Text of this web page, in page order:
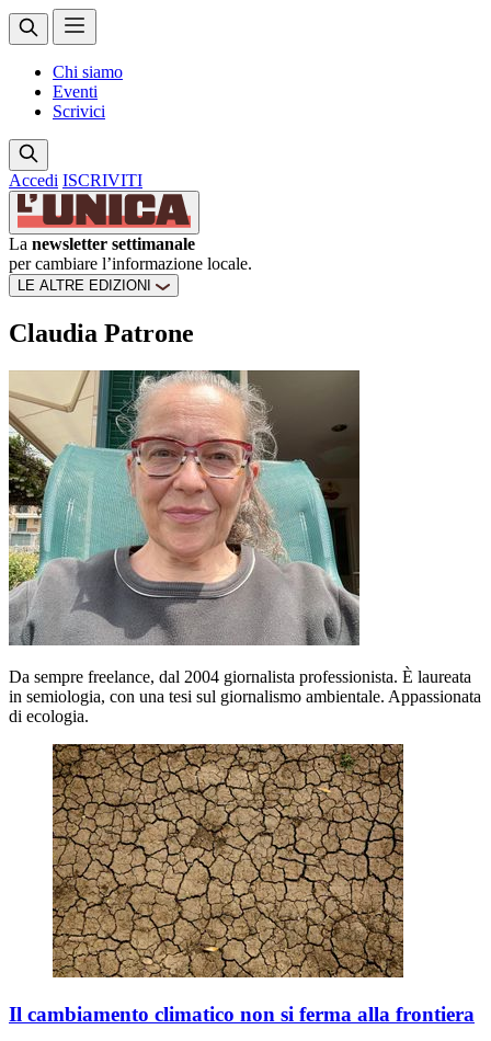
Chi siamo
Eventi
Scrivici
Accedi ISCRIVITI
La newsletter settimanale
per cambiare l’informazione locale.
LE ALTRE EDIZIONI
Claudia Patrone
Da sempre freelance, dal 2004 giornalista professionista. È laureata
in semiologia, con una tesi sul giornalismo ambientale. Appassionata
di ecologia.
Il cambiamento climatico non si ferma alla frontiera